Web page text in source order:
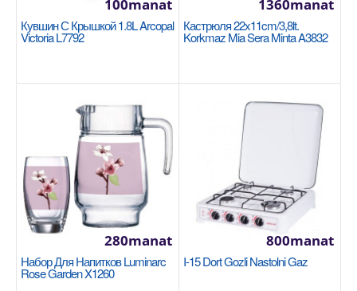
Кастрюля 24x10см/4.5л Korkmaz Proline
Gastro A2739
Размер: 24x10см / 4.5л 18/10 Cr-Ni нержавеющая
сталь Основание суперкапсулы, обеспечивающее
однор..
1420manat
Availability
В Корзину
Добавь в сравнения
Кувшин С Крышкой 1.8L Arcopal
Victoria L7792
100manat
Кастрюля 22x11cm/3,8lt.
Korkmaz Mia Sera Minta A3832
1360manat
Набор Для Напитков Luminarc
Rose Garden X1260
280manat
I-15 Dort Gozli Nastolni Gaz
800manat